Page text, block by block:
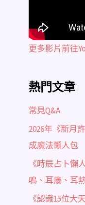
更多影片前往
熱門文章
常見Q&A
2026年《新月
成魔法懶人包
《時辰占卜懶
鳴、耳癢、耳
《認識15位大